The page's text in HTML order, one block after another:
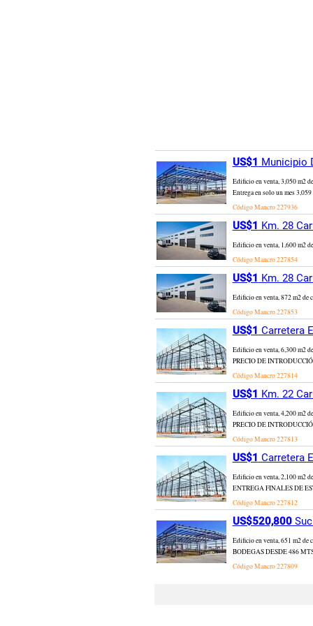
US$1 Municipio
Edificio en venta, 3,050 m2
Entrega en solo un mes
Código Mancro227936
US$1 Km. 28
Edificio en venta, 1,600 m2
Código Mancro227854
US$1 Km. 28
Edificio en venta, 872 m2
Código Mancro227853
US$1 Carretera
Edificio en venta, 6,300 m2
PRECIO DE
Código Mancro227814
US$1 Km. 22
Edificio en venta, 4,200 m2
PRECIO DE
Código Mancro227813
US$1 Carretera
Edificio en venta, 2,100 m2
ENTREGA FINALES DE
Código Mancro227812
US$520,800
Edificio en venta, 651 m2
BODEGAS DESDE 486
Código Mancro227809